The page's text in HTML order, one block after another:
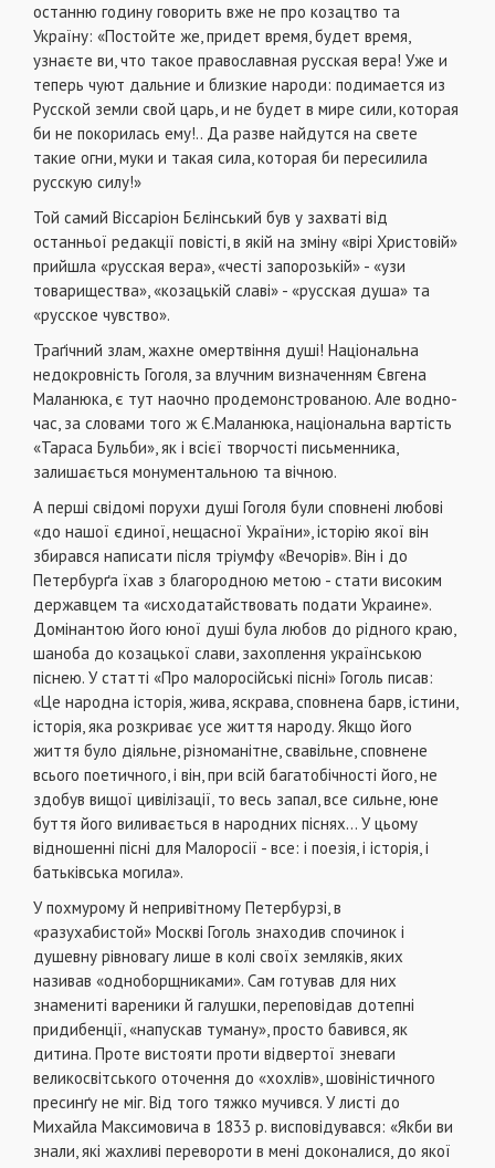
останню годину говорить вже не про козацтво та
Україну: «Постойте же, придет время, будет время,
узнаєте ви, что такое православная русская вера! Уже и
теперь чуют дальние и близкие народи: подимается из
Русской земли свой царь, и не будет в мире сили, которая
би не покори­лась ему!.. Да разве найдутся на свете
такие огни, муки и такая сила, которая би пересилила
русскую силу!»
Той самий Віссаріон Бєлінський був у захваті від
останньої редакції повісті, в якій на зміну «вірі Христовій»
прийшла «рус­ская вера», «честі запорозькій» - «узи
товарищества», «ко­зацькій славі» - «русская душа» та
«русское чувство».
Траґічний злам, жахне омертвіння душі! Національна
недокровність Гоголя, за влучним визначенням Євгена
Маланюка, є тут наочно продемонстрованою. Але водно­
час, за словами того ж Є.Маланюка, національна вартість
«Тараса Бульби», як і всієї творчості письменника,
залишається монументальною та вічною.
А перші свідомі порухи душі Гоголя були сповнені любо­ві
«до нашої єдиної, нещасної України», історію якої він
збирався написати після тріумфу «Вечорів». Він і до
Петербурґа їхав з благородною метою - стати високим
державцем та «исходатайствовать подати Украине».
Домінантою його юної душі була любов до рідного краю,
шаноба до козаць­кої слави, захоплення українською
піснею. У статті «Про малоросійські пісні» Гоголь писав:
«Це народна історія, жива, яскрава, сповнена барв, істини,
історія, яка розкри­ває усе життя народу. Якщо його
життя було діяльне, різно­манітне, свавільне, сповнене
всього поетичного, і він, при всій багатобічності його, не
здобув вищої цивілізації, то весь запал, все сильне, юне
буття його виливається в народних піснях... У цьому
відношенні пісні для Малоросії - все: і по­езія, і історія, і
батьківська могила».
У похмурому й непривітному Петербурзі, в
«разухабистой» Москві Гоголь знаходив спочинок і
душевну рівнова­гу лише в колі своїх земляків, яких
називав «одноборщниками». Сам готував для них
знамениті вареники й галуш­ки, переповідав дотепні
придибенції, «напускав туману», просто бавився, як
дитина. Проте вистояти проти відвер­тої зневаги
великосвітського оточення до «хохлів», шові­ністичного
пресинґу не міг. Від того тяжко мучився. У листі до
Михайла Максимовича в 1833 р. висповідувався: «Якби ви
знали, які жахливі перевороти в мені доконалися, до якої